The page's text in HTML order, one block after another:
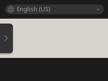
English (US)